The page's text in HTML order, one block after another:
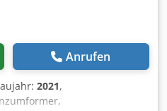
Anrufen
2021,